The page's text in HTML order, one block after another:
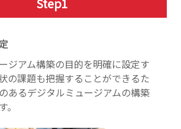
ジアム構築の目的を明確に設定す
の課題も把握することができるた
あるデジタルミュージアムの構築